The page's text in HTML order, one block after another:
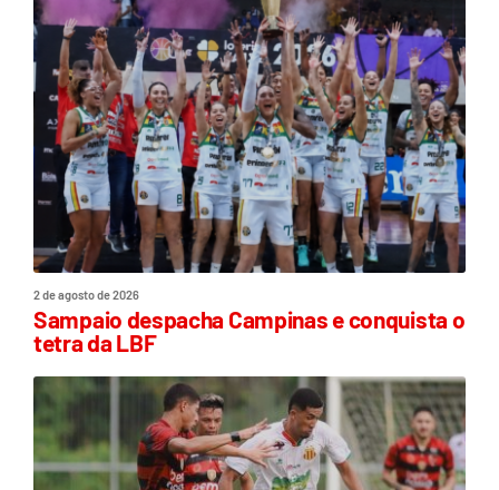
2 de agosto de 2026
Sampaio despacha Campinas e conquista o
tetra da LBF